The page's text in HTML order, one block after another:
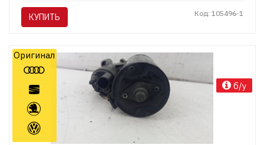
КУПИТЬ Код: 105496-1
Оригинал
б/у